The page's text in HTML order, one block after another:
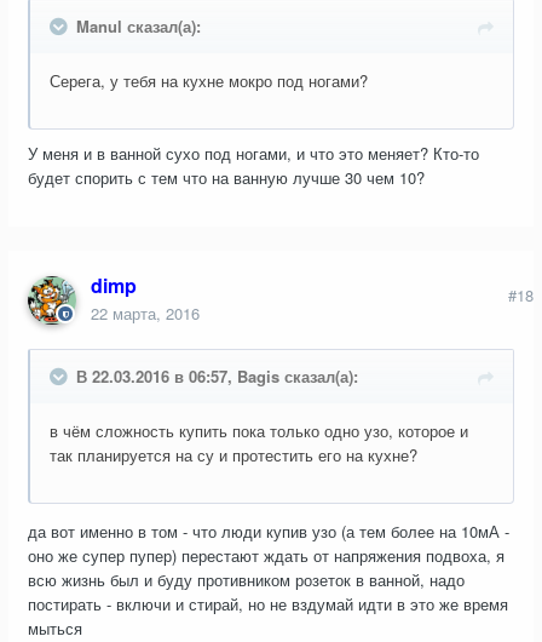
Manul сказал(а):
Серега, у тебя на кухне мокро под ногами?
У меня и в ванной сухо под ногами, и что это меняет? Кто-то
будет спорить с тем что на ванную лучше 30 чем 10?
dimp
22 марта, 2016
#18
В 22.03.2016 в 06:57, Bagis сказал(а):
в чём сложность купить пока только одно узо, которое и
так планируется на су и протестить его на кухне?
да вот именно в том - что люди купив узо (а тем более на 10мА -
оно же супер пупер) перестают ждать от напряжения подвоха, я
всю жизнь был и буду противником розеток в ванной, надо
постирать - включи и стирай, но не вздумай идти в это же время
мыться